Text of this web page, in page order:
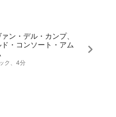
ン・デル・カンプ、
・コンソート・アム
ク、4分